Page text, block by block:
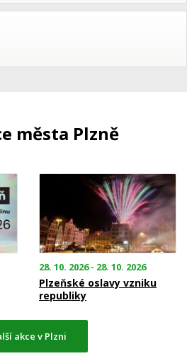
města Plzně
28. 10. 2026 - 28. 10. 2026
Plzeňské oslavy vzniku
republiky
akce v Plzni